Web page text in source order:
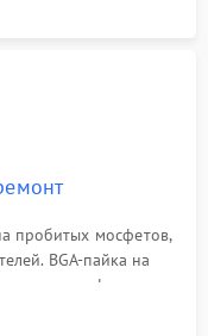
пробитых мосфетов,
BGA-пайка на
графического
Прошивка BIOS